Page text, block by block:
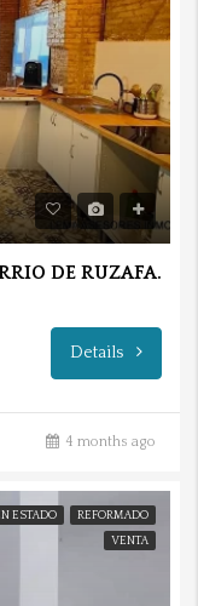
DE RUZAFA.
Details
4 months ago
ESTADO
REFORMADO
VENTA